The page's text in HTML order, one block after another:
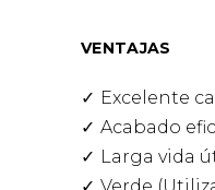
VENTAJAS
Excelente
Acabado
Larga vida